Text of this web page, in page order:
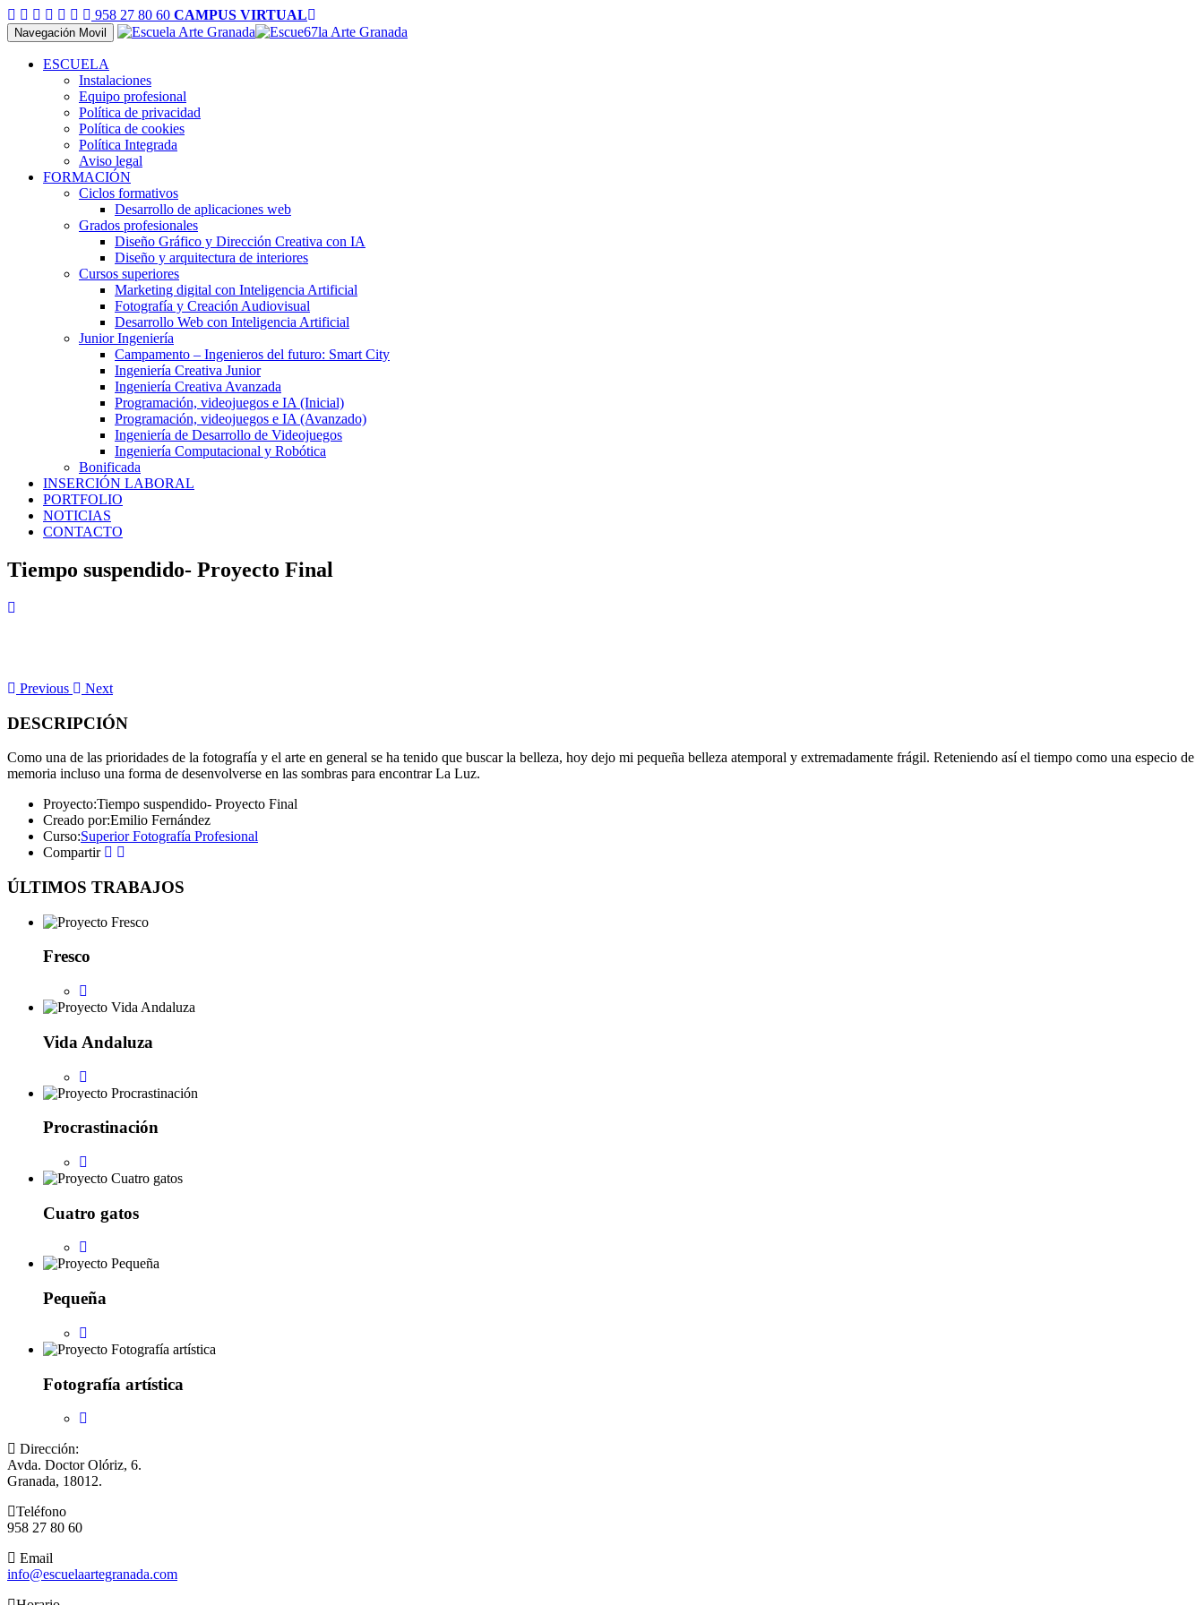
958 27 80 60 CAMPUS VIRTUAL
Navegación Movil
ESCUELA
Instalaciones
Equipo profesional
Política de privacidad
Política de cookies
Política Integrada
Aviso legal
FORMACIÓN
Ciclos formativos
Desarrollo de aplicaciones web
Grados profesionales
Diseño Gráfico y Dirección Creativa con IA
Diseño y arquitectura de interiores
Cursos superiores
Marketing digital con Inteligencia Artificial
Fotografía y Creación Audiovisual
Desarrollo Web con Inteligencia Artificial
Junior Ingeniería
Campamento – Ingenieros del futuro: Smart City
Ingeniería Creativa Junior
Ingeniería Creativa Avanzada
Programación, videojuegos e IA (Inicial)
Programación, videojuegos e IA (Avanzado)
Ingeniería de Desarrollo de Videojuegos
Ingeniería Computacional y Robótica
Bonificada
INSERCIÓN LABORAL
PORTFOLIO
NOTICIAS
CONTACTO
Tiempo suspendido- Proyecto Final
Previous Next
DESCRIPCIÓN
Como una de las prioridades de la fotografía y el arte en general se ha tenido que buscar la belleza, hoy dejo mi pequeña belleza atemporal y extremadamente frágil. Reteniendo así el tiempo como una especio de
memoria incluso una forma de desenvolverse en las sombras para encontrar La Luz.
Proyecto:Tiempo suspendido- Proyecto Final
Creado por:Emilio Fernández
Curso:Superior Fotografía Profesional
Compartir
ÚLTIMOS TRABAJOS
Fresco
Vida Andaluza
Procrastinación
Cuatro gatos
Pequeña
Fotografía artística
Dirección:
Avda. Doctor Olóriz, 6.
Granada, 18012.
Teléfono
958 27 80 60
Email
info@escuelaartegranada.com